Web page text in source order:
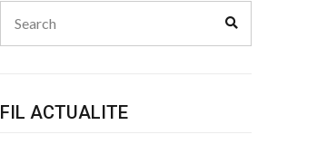
for:
FIL ACTUALITE